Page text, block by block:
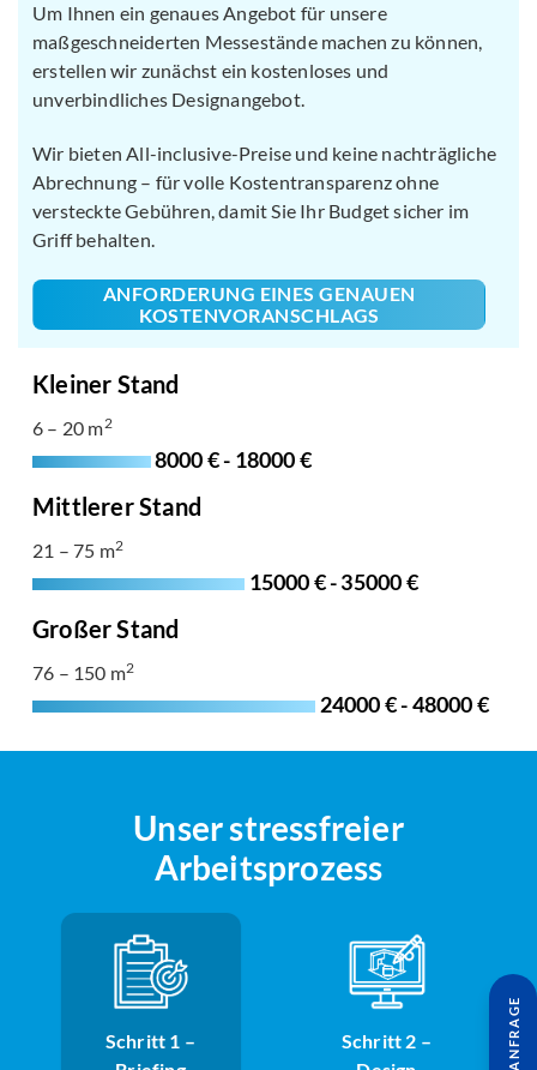
Um Ihnen ein genaues Angebot für unsere
maßgeschneiderten Messestände machen zu können,
erstellen wir zunächst ein kostenloses und
unverbindliches Designangebot.
Wir bieten All-inclusive-Preise und keine nachträgliche
Abrechnung – für volle Kostentransparenz ohne
versteckte Gebühren, damit Sie Ihr Budget sicher im
Griff behalten.
ANFORDERUNG EINES GENAUEN
KOSTENVORANSCHLAGS
Kleiner Stand
6 – 20 m2
8000 € - 18000 €
Mittlerer Stand
21 – 75 m2
15000 € - 35000 €
Großer Stand
76 – 150 m2
24000 € - 48000 €
Unser stressfreier
Arbeitsprozess
Schritt 1 –
Schritt 2 –